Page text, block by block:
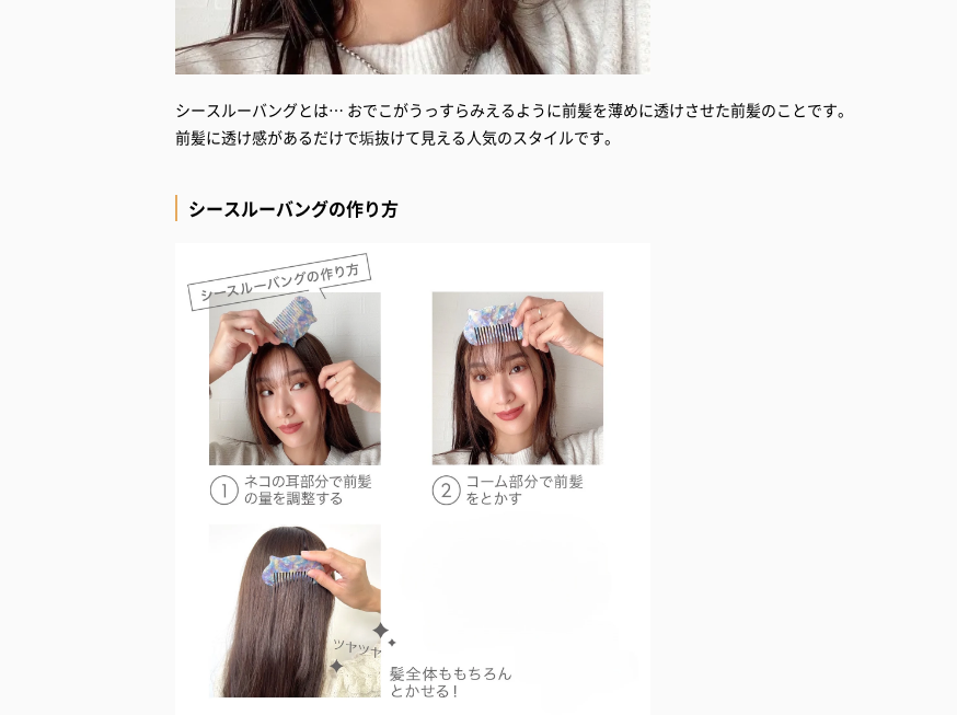
シースルーバングとは… おでこがうっすらみえるように前髪を薄めに透けさせた前髪のことです。
前髪に透け感があるだけで垢抜けて見える人気のスタイルです。
シースルーバングの作り方